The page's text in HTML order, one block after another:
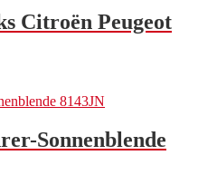
Citroën Peugeot
Sonnenblende